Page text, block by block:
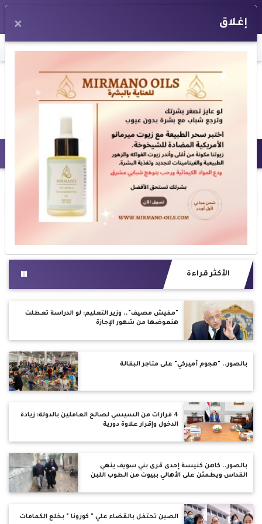
برنامج إسرائيل بالعربي
الأكثر قراءة
"مفيش مصيف".. وزير التعليم: لو الدراسة تعطلت
هنعوضها من شهور الإجازة
بالصور.. "هجوم أميركي" على متاجر البقالة
4 قرارات من السيسي لصالح العاملين بالدولة: زيادة
الدخول وإقرار علاوة دورية
بالصور.. كاهن كنيسة إحدى قرى بني سويف ينهي
القداس ويطمئن على الأهالي ببيوت من الطوب اللبن
الصين تحتفل بالقضاء علي " كورونا " بخلع الكمامات
إغلاق ×